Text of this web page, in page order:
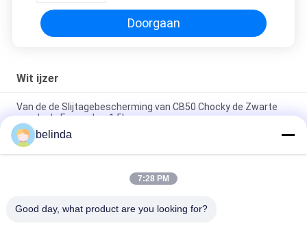
Doorgaan
Wit ijzer
Van de de Slijtagebescherming van CB50 Chocky de Zwarte
van de de Emmerbar 1.5kg
WB60 het Graafwerktuig Laminated Bar van de blokbar 60X27
0,7 kg
Van de de Slijtagebescherming van Cb150chocky de Zwarte
belinda
7:28 PM
Good day, what product are you looking for?